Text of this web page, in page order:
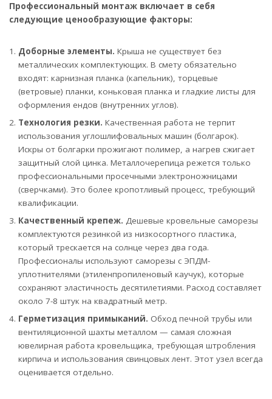
Профессиональный монтаж включает в себя
следующие ценообразующие факторы:
Доборные элементы. Крыша не существует без
металлических комплектующих. В смету обязательно
входят: карнизная планка (капельник), торцевые
(ветровые) планки, коньковая планка и гладкие листы для
оформления ендов (внутренних углов).
Технология резки. Качественная работа не терпит
использования углошлифовальных машин (болгарок).
Искры от болгарки прожигают полимер, а нагрев сжигает
защитный слой цинка. Металлочерепица режется только
профессиональными просечными электроножницами
(сверчками). Это более кропотливый процесс, требующий
квалификации.
Качественный крепеж. Дешевые кровельные саморезы
комплектуются резинкой из низкосортного пластика,
который трескается на солнце через два года.
Профессионалы используют саморезы с ЭПДМ-
уплотнителями (этиленпропиленовый каучук), которые
сохраняют эластичность десятилетиями. Расход составляет
около 7-8 штук на квадратный метр.
Герметизация примыканий. Обход печной трубы или
вентиляционной шахты металлом — самая сложная
ювелирная работа кровельщика, требующая штробления
кирпича и использования свинцовых лент. Этот узел всегда
оценивается отдельно.